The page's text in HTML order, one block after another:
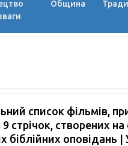
Община
список фільмів,
9 стрічок, створених
біблійних оповідань |